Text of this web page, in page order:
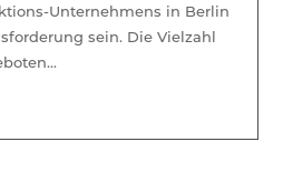
Unternehmens in Berlin
sein. Die Vielzahl